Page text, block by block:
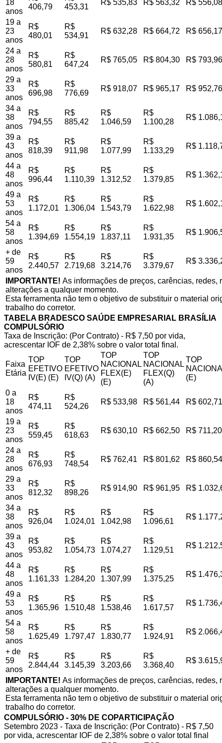
18
anos
406,79
453,31
R$ 535,83 R$ 563,32 R$ 556,08
19 a
23
anos
R$
480,01
R$
534,91
R$ 632,28 R$ 664,72 R$ 656,17
24 a
28
anos
R$
580,81
R$
647,24
R$ 765,05 R$ 804,30 R$ 793,96
29 a
33
anos
R$
696,98
R$
776,69
R$ 918,07 R$ 965,17 R$ 952,76
34 a
38
anos
R$
794,55
R$
885,42
R$
1.046,59
R$
1.100,28
R$
39 a
43
anos
R$
818,39
R$
911,98
R$
1.077,99
R$
1.133,29
R$
44 a
48
anos
R$
996,44
R$
1.110,39
R$
1.312,52
R$
1.379,85
R$
49 a
53
anos
R$
1.172,01
R$
1.306,04
R$
1.543,79
R$
1.622,98
R$
54 a
58
anos
R$
1.394,69
R$
1.554,19
R$
1.837,11
R$
1.931,35
R$
+ de
59
anos
R$
2.440,57
R$
2.719,68
R$
3.214,76
R$
3.379,67
R$
IMPORTANTE! As informações de preços, carências,
alterações a qualquer momento.
Esta ferramenta não tem o objetivo de substituir o material
trabalho do corretor.
TABELA BRADESCO SAÚDE EMPRESARIAL BRASÍLIA
COMPULSÓRIO
Taxa de Inscrição: (Por Contrato) - R$ 7,50 por vida,
acrescentar IOF de 2,38% sobre o valor total final.
Faixa
Etária
TOP
EFETIVO
IV(E) (E)
TOP
EFETIVO
IV(Q) (A)
TOP
NACIONAL
FLEX(E)
(E)
TOP
NACIONAL
FLEX(Q)
(A)
TOP
(E)
0 a
18
anos
R$
474,11
R$
524,26
R$ 533,98 R$ 561,44 R$ 602,71
19 a
23
anos
R$
559,45
R$
618,63
R$ 630,10 R$ 662,50 R$ 711,20
24 a
28
anos
R$
676,93
R$
748,54
R$ 762,41 R$ 801,62 R$ 860,54
29 a
33
anos
R$
812,32
R$
898,26
R$ 914,90 R$ 961,95 R$
34 a
38
anos
R$
926,04
R$
1.024,01
R$
1.042,98
R$
1.096,61
R$
39 a
43
anos
R$
953,82
R$
1.054,73
R$
1.074,27
R$
1.129,51
R$
44 a
48
anos
R$
1.161,33
R$
1.284,20
R$
1.307,99
R$
1.375,25
R$
49 a
53
anos
R$
1.365,96
R$
1.510,48
R$
1.538,46
R$
1.617,57
R$
54 a
58
anos
R$
1.625,49
R$
1.797,47
R$
1.830,77
R$
1.924,91
R$
+ de
59
anos
R$
2.844,44
R$
3.145,39
R$
3.203,66
R$
3.368,40
R$
IMPORTANTE! As informações de preços, carências,
alterações a qualquer momento.
Esta ferramenta não tem o objetivo de substituir o material
trabalho do corretor.
COMPULSÓRIO - 30% DE COPARTICIPAÇÃO
Setembro 2023 - Taxa de Inscrição: (Por Contrato) - R$ 7,50
por vida, acrescentar IOF de 2,38% sobre o valor total final